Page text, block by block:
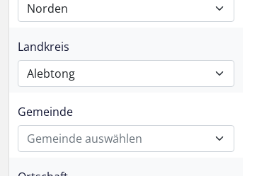
Norden
Landkreis
Alebtong
Gemeinde
Gemeinde auswählen